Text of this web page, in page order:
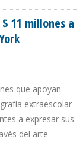
$ 11 millones a
que apoyan
extraescolar
a expresar sus
del arte